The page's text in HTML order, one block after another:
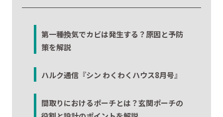
第一種換気でカビは発生する？原因と予防
策を解説
ハルク通信『シン わくわくハウス8月号』
間取りにおけるポーチとは？玄関ポーチの